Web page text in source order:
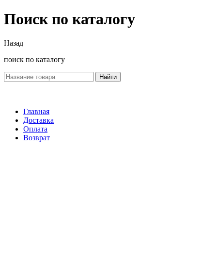
Поиск по каталогу
Назад
поиск по каталогу
Найти
Главная
Доставка
Оплата
Возврат